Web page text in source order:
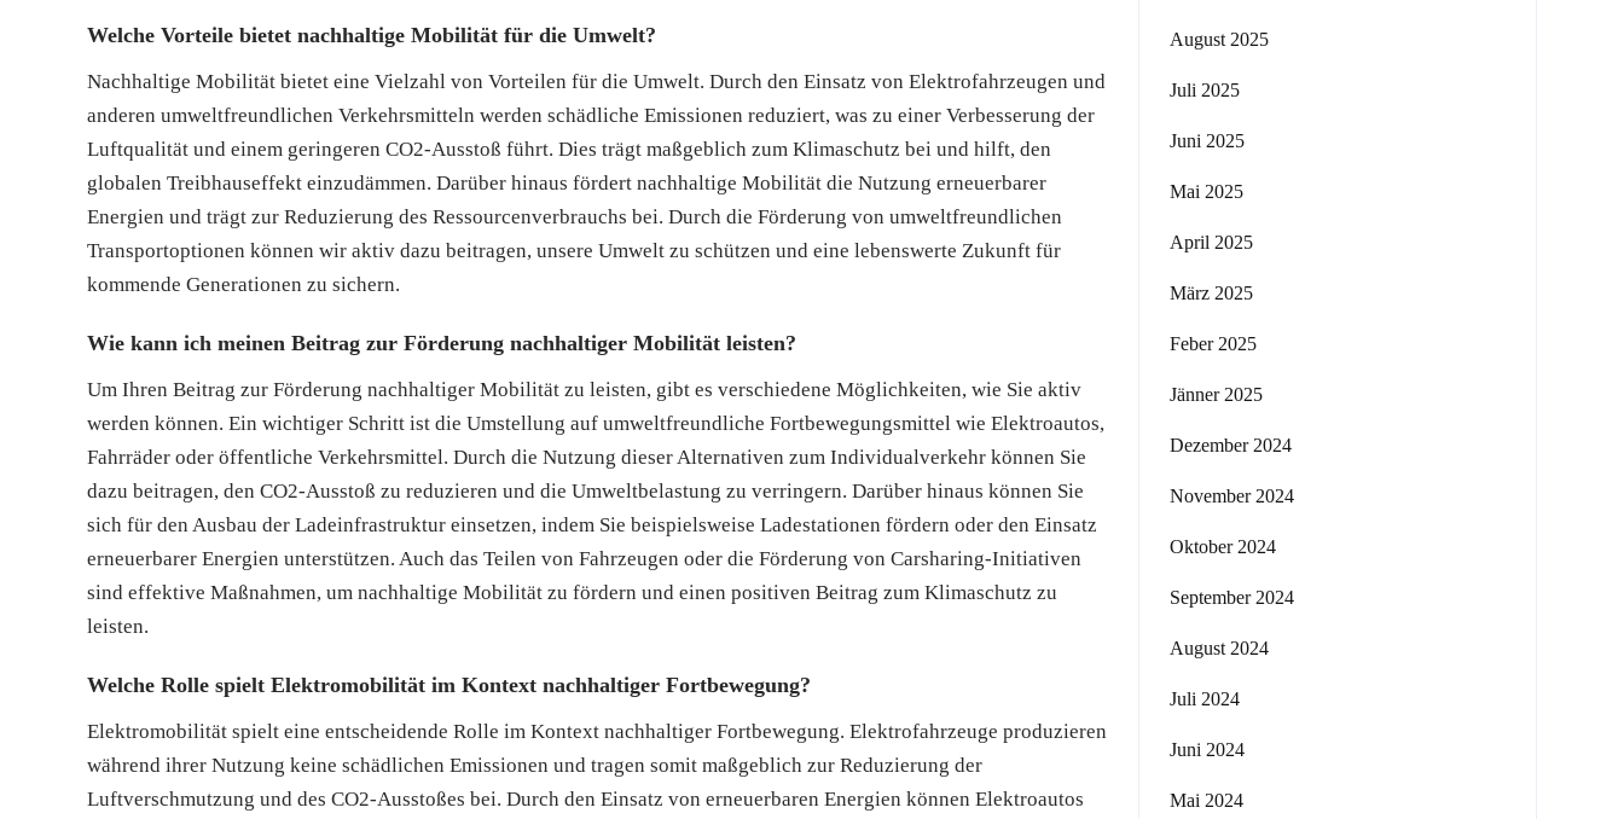
Welche Vorteile bietet nachhaltige Mobilität für die Umwelt?
Nachhaltige Mobilität bietet eine Vielzahl von Vorteilen für die Umwelt. Durch den Einsatz von Elektrofahrzeugen und
anderen umweltfreundlichen Verkehrsmitteln werden schädliche Emissionen reduziert, was zu einer Verbesserung der
Luftqualität und einem geringeren CO2-Ausstoß führt. Dies trägt maßgeblich zum Klimaschutz bei und hilft, den
globalen Treibhauseffekt einzudämmen. Darüber hinaus fördert nachhaltige Mobilität die Nutzung erneuerbarer
Energien und trägt zur Reduzierung des Ressourcenverbrauchs bei. Durch die Förderung von umweltfreundlichen
Transportoptionen können wir aktiv dazu beitragen, unsere Umwelt zu schützen und eine lebenswerte Zukunft für
kommende Generationen zu sichern.
Wie kann ich meinen Beitrag zur Förderung nachhaltiger Mobilität leisten?
Um Ihren Beitrag zur Förderung nachhaltiger Mobilität zu leisten, gibt es verschiedene Möglichkeiten, wie Sie aktiv
werden können. Ein wichtiger Schritt ist die Umstellung auf umweltfreundliche Fortbewegungsmittel wie Elektroautos,
Fahrräder oder öffentliche Verkehrsmittel. Durch die Nutzung dieser Alternativen zum Individualverkehr können Sie
dazu beitragen, den CO2-Ausstoß zu reduzieren und die Umweltbelastung zu verringern. Darüber hinaus können Sie
sich für den Ausbau der Ladeinfrastruktur einsetzen, indem Sie beispielsweise Ladestationen fördern oder den Einsatz
erneuerbarer Energien unterstützen. Auch das Teilen von Fahrzeugen oder die Förderung von Carsharing-Initiativen
sind effektive Maßnahmen, um nachhaltige Mobilität zu fördern und einen positiven Beitrag zum Klimaschutz zu
leisten.
Welche Rolle spielt Elektromobilität im Kontext nachhaltiger Fortbewegung?
Elektromobilität spielt eine entscheidende Rolle im Kontext nachhaltiger Fortbewegung. Elektrofahrzeuge produzieren
während ihrer Nutzung keine schädlichen Emissionen und tragen somit maßgeblich zur Reduzierung der
Luftverschmutzung und des CO2-Ausstoßes bei. Durch den Einsatz von erneuerbaren Energien können Elektroautos
August 2025
Juli 2025
Juni 2025
Mai 2025
April 2025
März 2025
Feber 2025
Jänner 2025
Dezember 2024
November 2024
Oktober 2024
September 2024
August 2024
Juli 2024
Juni 2024
Mai 2024